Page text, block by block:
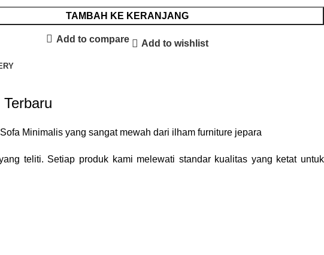
TAMBAH KE KERANJANG
Add to compare Add to wishlist
Sofa Minimalis yang sangat mewah dari ilham furniture jepara
teliti. Setiap produk kami melewati standar kualitas yang ketat untuk